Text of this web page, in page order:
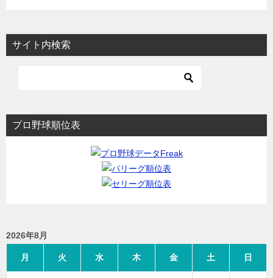
サイト内検索
プロ野球順位表
2026年8月
月 火 水 木 金 土 日